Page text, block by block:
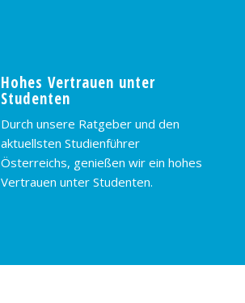
Hohes Vertrauen unter
Studenten
Durch unsere Ratgeber und den
aktuellsten Studienführer
Österreichs, genießen wir ein hohes
Vertrauen unter Studenten.